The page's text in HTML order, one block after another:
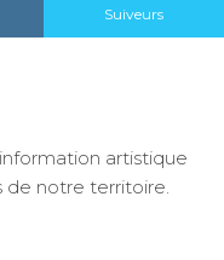
Suiveurs
artistique
de notre territoire.